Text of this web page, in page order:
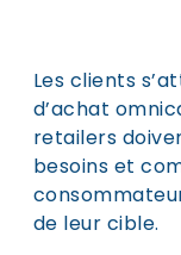
Les clients
d’achat
retailers
besoins et
de leur cible.